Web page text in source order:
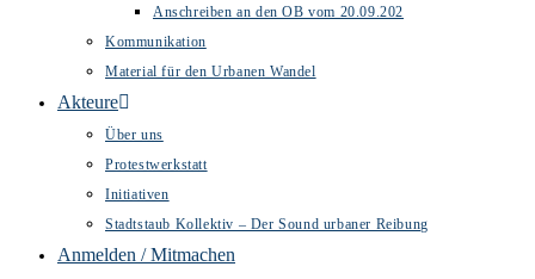
Anschreiben an den OB vom 20.09.202
Kommunikation
Material für den Urbanen Wandel
Akteure
Über uns
Protestwerkstatt
Initiativen
Stadtstaub Kollektiv – Der Sound urbaner Reibung
Anmelden / Mitmachen